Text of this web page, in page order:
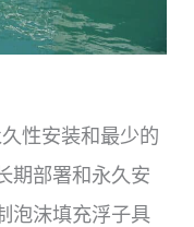
性安装和最少的
期部署和永久安
泡沫填充浮子具